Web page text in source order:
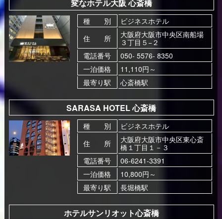
変なホテル大阪 心斎橋
種 別
ビジネスホテル
住 所
大阪府大阪市中央区南船場
３丁目５−２
電話番号
050- 5576- 8350
一泊価格
11,110円～
最寄り駅
心斎橋駅
SARASA HOTEL 心斎橋
種 別
ビジネスホテル
住 所
大阪府大阪市中央区東心斎
橋１丁目１－３
電話番号
06-6241-3391
一泊価格
10,800円～
最寄り駅
長堀橋駅
ホテルサンリオット心斎橋